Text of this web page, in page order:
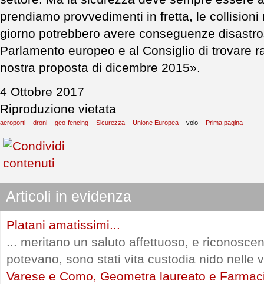
prendiamo provvedimenti in fretta, le
giorno potrebbero avere conseguenze
Parlamento europeo e al Consiglio di trovare
nostra proposta di dicembre 2015».
4 Ottobre 2017
Riproduzione vietata
aeroporti droni geo-fencing Sicurezza Unione Europea volo Prima pagina
Articoli in evidenza
Platani amatissimi...
... meritano un saluto affettuoso, e
potevano, sono stati vita custodia nido nelle
Varese e Como, Geometra laureato e